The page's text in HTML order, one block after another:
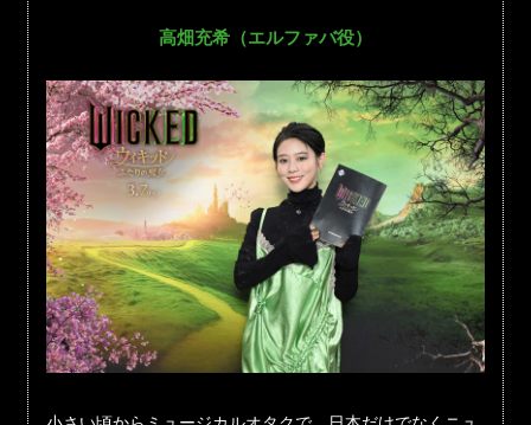
高畑充希（エルファバ役）